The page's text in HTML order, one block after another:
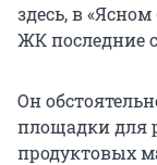
здесь, в
ЖК последние
Он
площадки для
продуктовых